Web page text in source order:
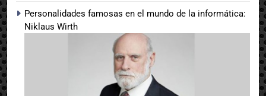
Personalidades famosas en el mundo de la informática:
Niklaus Wirth